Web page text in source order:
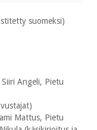
suomeksi)
Angeli, Pietu
Mattus, Pietu